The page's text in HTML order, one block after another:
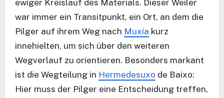
ewiger Kreislauf des Materials. Dieser Weiler
war immer ein Transitpunkt, ein Ort, an dem die
Pilger auf ihrem Weg nach Muxía kurz
innehielten, um sich über den weiteren
Wegverlauf zu orientieren. Besonders markant
ist die Wegteilung in Hermedesuxo de Baixo:
Hier muss der Pilger eine Entscheidung treffen,